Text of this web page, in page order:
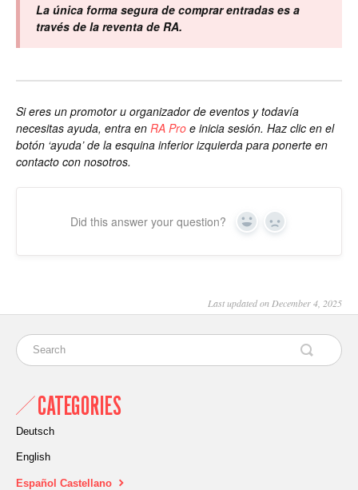
La única forma segura de comprar entradas es a
través de la reventa de RA.
Si eres un promotor u organizador de eventos y todavía
necesitas ayuda, entra en RA Pro e inicia sesión. Haz clic en el
botón ‘ayuda’ de la esquina inferior izquierda para ponerte en
contacto con nosotros.
Did this answer your question? Yes No
Last updated on December 4, 2025
CATEGORIES
Deutsch
English
Español Castellano